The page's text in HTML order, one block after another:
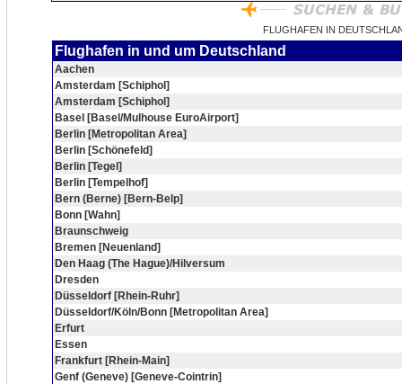
FLUGHAFEN IN
Flughafen in und um Deutschland
Aachen
Amsterdam [Schiphol]
Amsterdam [Schiphol]
Basel [Basel/Mulhouse EuroAirport]
Berlin [Metropolitan Area]
Berlin [Schönefeld]
Berlin [Tegel]
Berlin [Tempelhof]
Bern (Berne) [Bern-Belp]
Bonn [Wahn]
Braunschweig
Bremen [Neuenland]
Den Haag (The Hague)/Hilversum
Dresden
Düsseldorf [Rhein-Ruhr]
Düsseldorf/Köln/Bonn [Metropolitan Area]
Erfurt
Essen
Frankfurt [Rhein-Main]
Genf (Geneve) [Geneve-Cointrin]